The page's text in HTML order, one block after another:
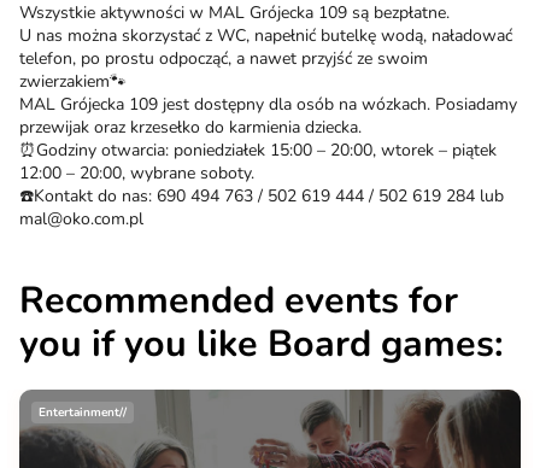
Wszystkie aktywności w MAL Grójecka 109 są bezpłatne.
U nas można skorzystać z WC, napełnić butelkę wodą, naładować
telefon, po prostu odpocząć, a nawet przyjść ze swoim
zwierzakiem🐾
MAL Grójecka 109 jest dostępny dla osób na wózkach. Posiadamy
przewijak oraz krzesełko do karmienia dziecka.
⏰Godziny otwarcia: poniedziałek 15:00 – 20:00, wtorek – piątek
12:00 – 20:00, wybrane soboty.
☎️Kontakt do nas: 690 494 763 / 502 619 444 / 502 619 284 lub
mal@oko.com.pl
Recommended events for
you if you like Board games:
Entertainment//